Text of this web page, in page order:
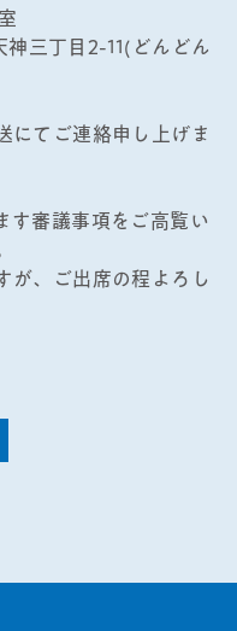
三丁目2-11(どんどん
にてご連絡申し上げま
す審議事項をご高覧い
が、ご出席の程よろし